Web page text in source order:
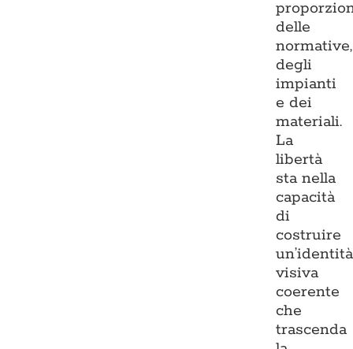
delle
normative,
degli
impianti
e dei
materiali.
La
libertà
sta nella
capacità
di
costruire
un’identità
visiva
coerente
che
trascenda